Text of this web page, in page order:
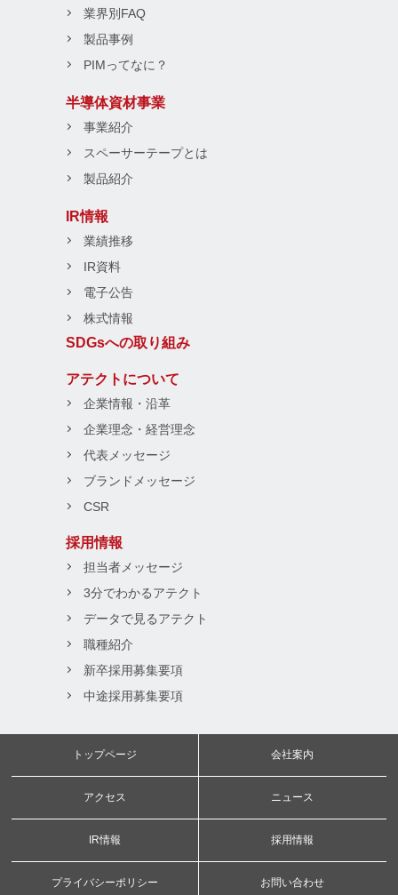
業界別FAQ
製品事例
PIMってなに？
半導体資材事業
事業紹介
スペーサーテープとは
製品紹介
IR情報
業績推移
IR資料
電子公告
株式情報
SDGsへの取り組み
アテクトについて
企業情報・沿革
企業理念・経営理念
代表メッセージ
ブランドメッセージ
CSR
採用情報
担当者メッセージ
3分でわかるアテクト
データで見るアテクト
職種紹介
新卒採用募集要項
中途採用募集要項
トップページ 会社案内
アクセス ニュース
IR情報 採用情報
プライバシーポリシー お問い合わせ